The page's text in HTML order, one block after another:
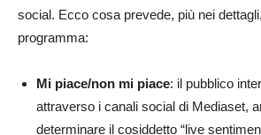
social. Ecco cosa prevede, più nei
programma:
Mi piace/non mi piace: il pubblico
attraverso i canali social di Mediaset,
determinare il cosiddetto “live